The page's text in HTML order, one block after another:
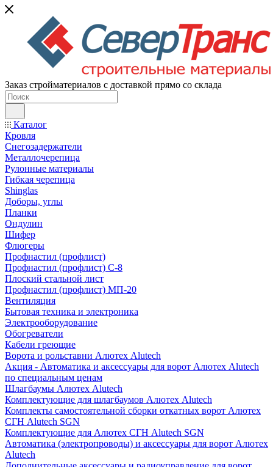
Заказ стройматериалов с доставкой прямо со склада
Каталог
Кровля
Снегозадержатели
Металлочерепица
Рулонные материалы
Гибкая черепица
Shinglas
Доборы, углы
Планки
Ондулин
Шифер
Флюгеры
Профнастил (профлист)
Профнастил (профлист) С-8
Плоский стальной лист
Профнастил (профлист) МП-20
Вентиляция
Бытовая техника и электроника
Электрооборудование
Обогреватели
Кабели греющие
Ворота и рольставни Алютех Alutech
Акция - Автоматика и аксессуары для ворот Алютех Alutech
по специальным ценам
Шлагбаумы Алютех Alutech
Комплектующие для шлагбаумов Алютех Alutech
Комплекты самостоятельной сборки откатных ворот Алютех
СГН Alutech SGN
Комплектующие для Алютех СГН Alutech SGN
Автоматика (электропроводы) и аксессуары для ворот Алютех
Alutech